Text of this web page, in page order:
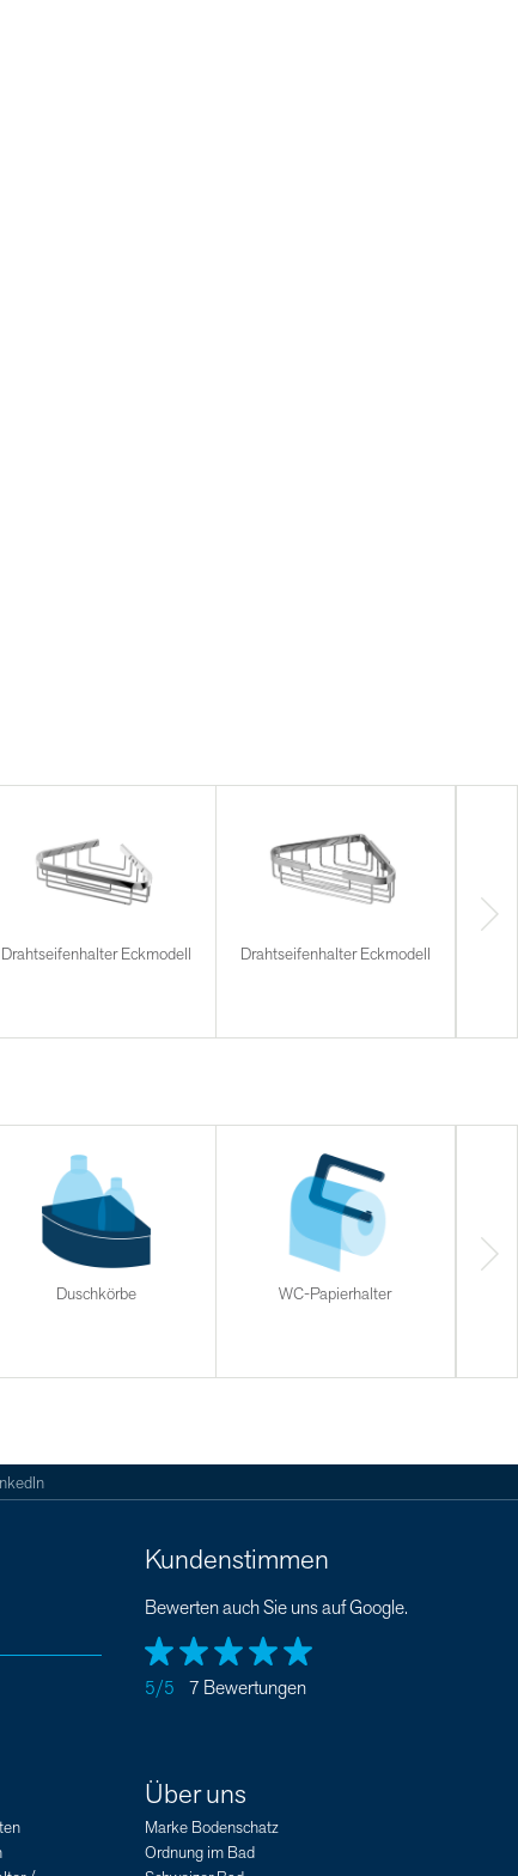
Drahtseifenhalter Eckmodell Drahtseifenhalter Eckmodell
Duschkörbe WC-Papierhalter
Kundenstimmen
Bewerten auch Sie uns auf Google.
5/5 7 Bewertungen
Über uns
Marke Bodenschatz
Ordnung im Bad